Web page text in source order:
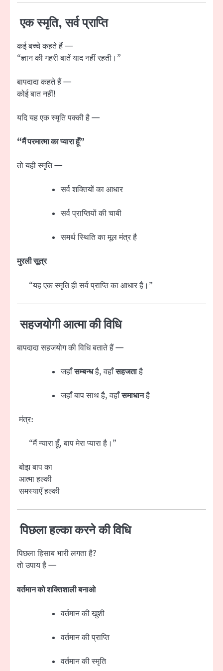
एक स्मृति, सर्व प्राप्ति
कई बच्चे कहते हैं —
“ज्ञान की गहरी बातें याद नहीं रहती।”
बापदादा कहते हैं —
कोई बात नहीं!
यदि यह एक स्मृति पक्की है —
“मैं परमात्मा का प्यारा हूँ”
तो यही स्मृति —
सर्व शक्तियों का आधार
सर्व प्राप्तियों की चाबी
समर्थ स्थिति का मूल मंत्र है
मुरली सूत्र
“यह एक स्मृति ही सर्व प्राप्ति का आधार है।”
सहजयोगी आत्मा की विधि
बापदादा सहजयोग की विधि बताते हैं —
जहाँसम्बन्धहै, वहाँसहजताहै
जहाँ बाप साथ है, वहाँसमाधानहै
मंत्र:
“मैं न्यारा हूँ, बाप मेरा प्यारा है।”
बोझ बाप का
आत्मा हल्की
समस्याएँ हल्की
पिछला हल्का करने की विधि
पिछला हिसाब भारी लगता है?
तो उपाय है —
वर्तमान को शक्तिशाली बनाओ
वर्तमान की खुशी
वर्तमान की प्राप्ति
वर्तमान की स्मृति